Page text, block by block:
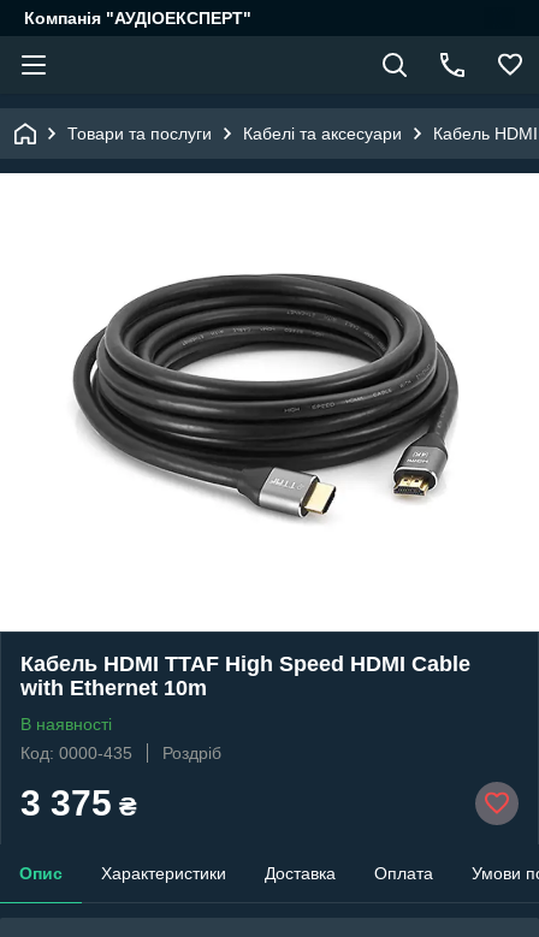
Компанія "АУДІОЕКСПЕРТ"
Товари та послуги Кабелі та аксесуари Кабель
Кабель HDMI TTAF High Speed HDMI Cable
with Ethernet 10m
В наявності
Код: 0000-435
Роздріб
3 375 ₴
Опис Характеристики Доставка Оплата Умови